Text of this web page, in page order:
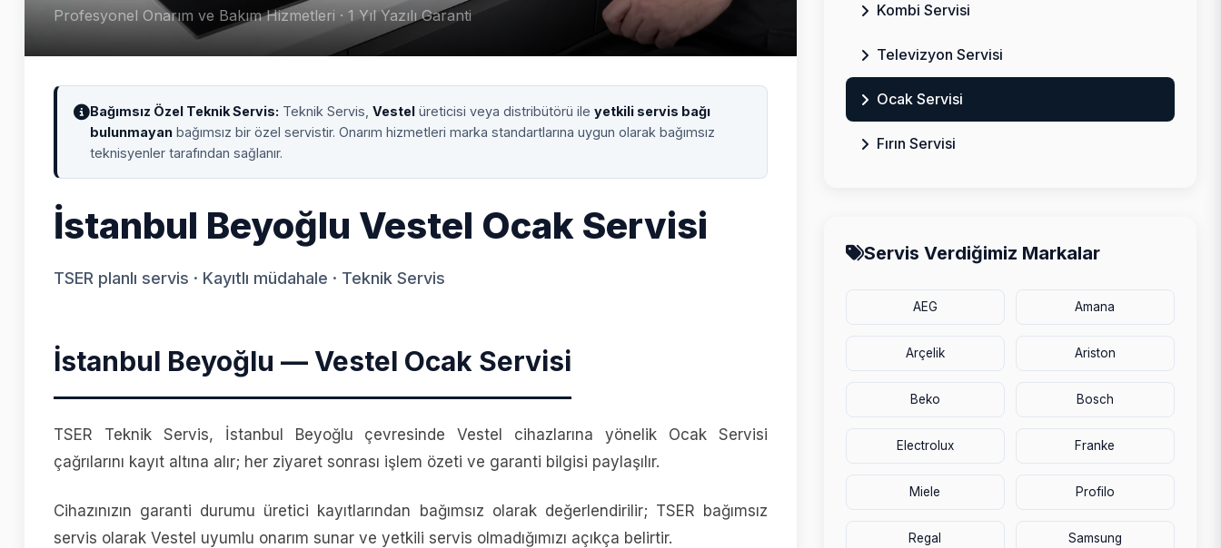
Profesyonel Onarım ve Bakım Hizmetleri · 1 Yıl Yazılı Garanti
Bağımsız Özel Teknik Servis: Teknik Servis,Vestel üreticisi veya distribütörü ileyetkili servis bağı
bulunmayan bağımsız bir özel servistir. Onarım hizmetleri marka standartlarına uygun olarak bağımsız
teknisyenler tarafından sağlanır.
İstanbul Beyoğlu Vestel Ocak Servisi
TSER planlı servis · Kayıtlı müdahale · Teknik Servis
İstanbul Beyoğlu — Vestel Ocak Servisi
TSER Teknik Servis, İstanbul Beyoğlu çevresinde Vestel cihazlarına yönelik Ocak Servisi
çağrılarını kayıt altına alır; her ziyaret sonrası işlem özeti ve garanti bilgisi paylaşılır.
Cihazınızın garanti durumu üretici kayıtlarından bağımsız olarak değerlendirilir; TSER bağımsız
servis olarak Vestel uyumlu onarım sunar ve yetkili servis olmadığımızı açıkça belirtir.
Kombi Servisi
Televizyon Servisi
Ocak Servisi
Fırın Servisi
Servis Verdiğimiz Markalar
AEG Amana
Arçelik Ariston
Beko Bosch
Electrolux Franke
Miele Profilo
Regal Samsung